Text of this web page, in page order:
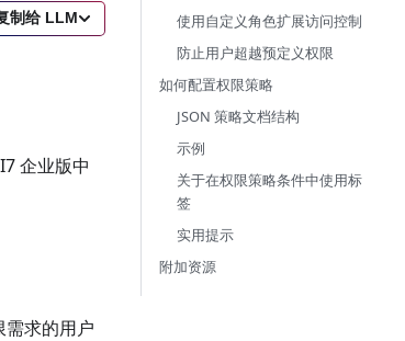
制给 LLM
企业版中
求的用户
使用自定义角色扩展访问控制
防止用户超越预定义权限
如何配置权限策略
JSON 策略文档结构
示例
关于在权限策略条件中使用标
签
实用提示
附加资源